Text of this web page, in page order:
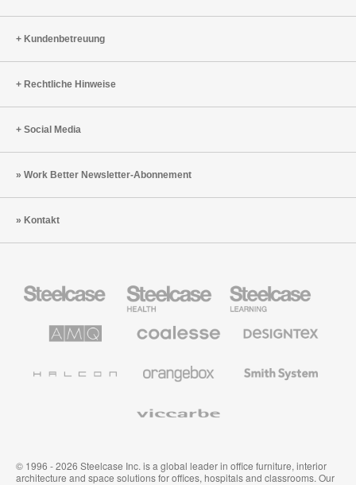
Kundenbetreuung
Rechtliche Hinweise
Social Media
Work Better Newsletter-Abonnement
Kontakt
Büromöbel
Health
Education
Möbel
Solutions
Büromöbel
Textilien
System
© 1996 - 2026 Steelcase Inc. is a global leader in office furniture, interior
architecture and space solutions for offices, hospitals and classrooms. Our